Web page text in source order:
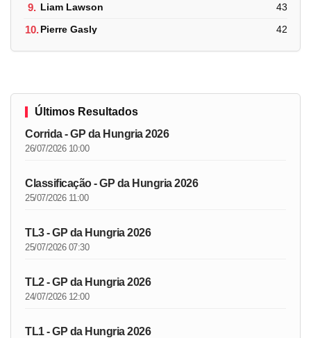
9. Liam Lawson 43
10.Pierre Gasly 42
Últimos Resultados
Corrida - GP da Hungria 2026
26/07/2026 10:00
Classificação - GP da Hungria 2026
25/07/2026 11:00
TL3 - GP da Hungria 2026
25/07/2026 07:30
TL2 - GP da Hungria 2026
24/07/2026 12:00
TL1 - GP da Hungria 2026